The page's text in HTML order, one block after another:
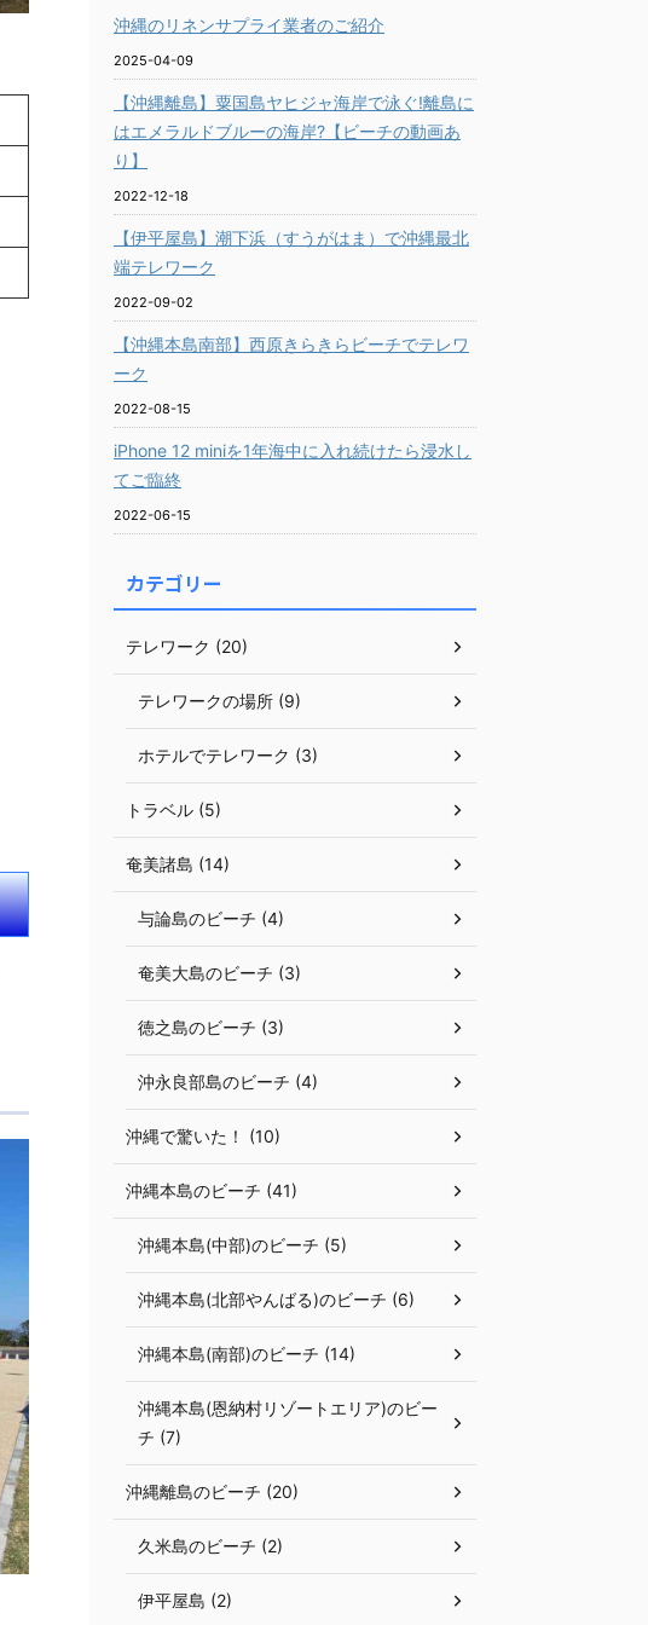
沖縄のリネンサプライ業者のご紹介
2025-04-09
【沖縄離島】粟国島ヤヒジャ海岸で泳ぐ!離島に
はエメラルドブルーの海岸?【ビーチの動画あ
り】
2022-12-18
【伊平屋島】潮下浜（すうがはま）で沖縄最北
端テレワーク
2022-09-02
【沖縄本島南部】西原きらきらビーチでテレワ
ーク
2022-08-15
iPhone 12 miniを1年海中に入れ続けたら浸水し
てご臨終
2022-06-15
カテゴリー
テレワーク (20)
テレワークの場所 (9)
ホテルでテレワーク (3)
トラベル (5)
奄美諸島 (14)
与論島のビーチ (4)
奄美大島のビーチ (3)
徳之島のビーチ (3)
沖永良部島のビーチ (4)
沖縄で驚いた！ (10)
沖縄本島のビーチ (41)
沖縄本島(中部)のビーチ (5)
沖縄本島(北部やんばる)のビーチ (6)
沖縄本島(南部)のビーチ (14)
沖縄本島(恩納村リゾートエリア)のビー
チ (7)
沖縄離島のビーチ (20)
久米島のビーチ (2)
伊平屋島 (2)